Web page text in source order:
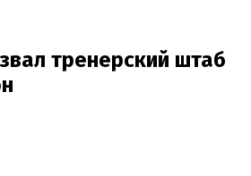
тренерский штаб